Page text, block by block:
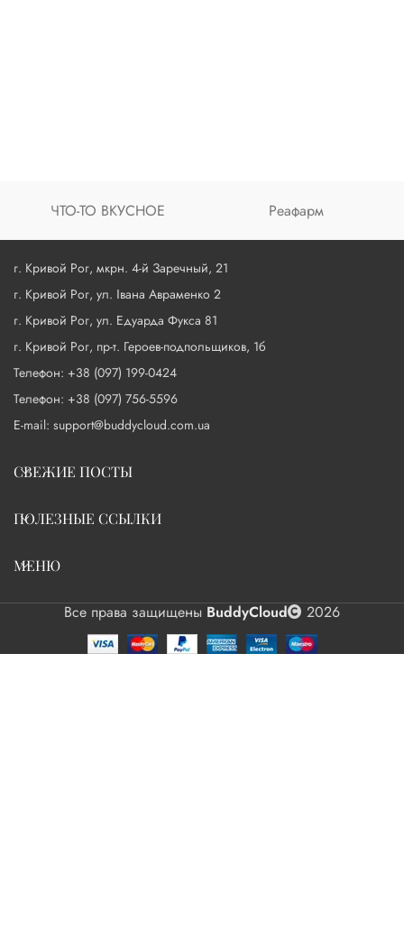
ЧТО-ТО ВКУСНОЕ Реафарм
г. Кривой Рог, мкрн. 4-й Заречный, 21
г. Кривой Рог, ул. Івана Авраменко 2
г. Кривой Рог, ул. Едуарда Фукса 81
г. Кривой Рог, пр-т. Героев-подпольщиков, 1б
Телефон: +38 (097) 199-0424
Телефон: +38 (097) 756-5596
E-mail: support@buddycloud.com.ua
СВЕЖИЕ ПОСТЫ
ПОЛЕЗНЫЕ ССЫЛКИ
МЕНЮ
Все права защищены BuddyCloud 2026